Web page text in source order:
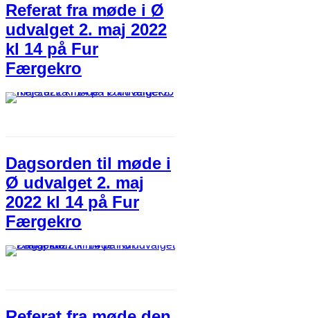
Referat fra møde i Ø
udvalget 2. maj 2022
kl 14 på Fur
Færgekro
Dagsorden til møde i
Ø udvalget 2. maj
2022 kl 14 på Fur
Færgekro